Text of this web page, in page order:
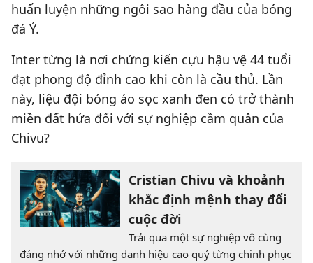
huấn luyện những ngôi sao hàng đầu của bóng
đá Ý.
Inter từng là nơi chứng kiến cựu hậu vệ 44 tuổi
đạt phong độ đỉnh cao khi còn là cầu thủ. Lần
này, liệu đội bóng áo sọc xanh đen có trở thành
miền đất hứa đối với sự nghiệp cầm quân của
Chivu?
Cristian Chivu và khoảnh
khắc định mệnh thay đổi
cuộc đời
Trải qua một sự nghiệp vô cùng
đáng nhớ với những danh hiệu cao quý từng chinh phục